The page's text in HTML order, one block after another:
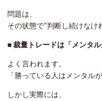
問題は、
その状態で“判断し続けなけ
■ 裁量トレードは「メンタ
よく言われます。
「勝っている人はメンタルが
しかし実際には、